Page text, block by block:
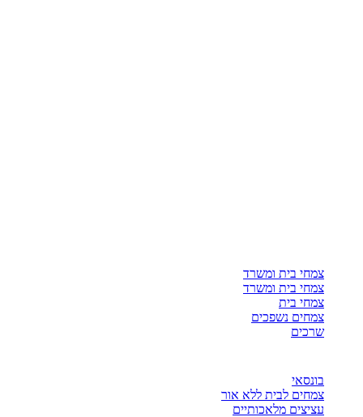
צמחי בית ומשרד
צמחי בית ומשרד
צמחי בית
צמחים נשפכים
שרכים
בונסאי
צמחים לבית ללא אור
עציצים מלאכותיים